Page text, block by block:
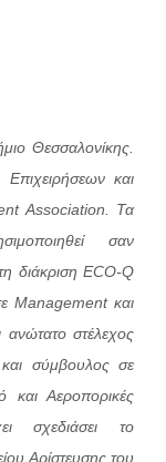
Θεσσαλονίκης.
και
Association. Τα
σαν
διάκριση ECO-Q
Management και
ανώτατο στέλεχος
σύμβουλος σε
και Αεροπορικές
σχεδιάσει το
Αρίστευσης του